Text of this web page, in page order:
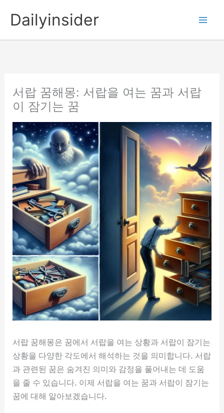
Dailyinsider
서랍 꿈해몽: 서랍을 여는 꿈과 서랍
이 잠기는 꿈
서랍 꿈해몽은 꿈에서 서랍을 여는 상황과 서랍이 잠기는
상황을 다양한 각도에서 해석하는 것을 의미합니다. 서랍
과 관련된 꿈은 숨겨진 의미와 감정을 풀어내는 데 도움
을 줄 수 있습니다. 이제 서랍을 여는 꿈과 서랍이 잠기는
꿈에 대해 알아보겠습니다.